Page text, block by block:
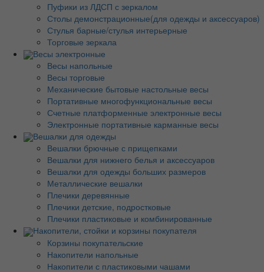
Пуфики из ЛДСП с зеркалом
Столы демонстрационные(для одежды и аксессуаров)
Стулья барные/стулья интерьерные
Торговые зеркала
Весы электронные
Весы напольные
Весы торговые
Механические бытовые настольные весы
Портативные многофункциональные весы
Счетные платформенные электронные весы
Электронные портативные карманные весы
Вешалки для одежды
Вешалки брючные с прищепками
Вешалки для нижнего белья и аксессуаров
Вешалки для одежды больших размеров
Металлические вешалки
Плечики деревянные
Плечики детские, подростковые
Плечики пластиковые и комбинированные
Накопители, стойки и корзины покупателя
Корзины покупательские
Накопители напольные
Накопители с пластиковыми чашами